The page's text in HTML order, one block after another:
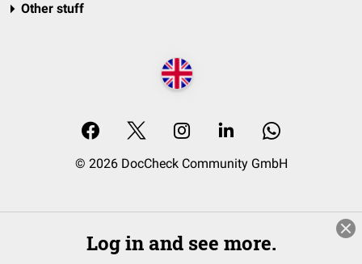
Other stuff
© 2026 DocCheck Community GmbH
Log in and see more.